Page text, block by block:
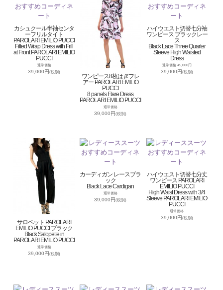
カシュクール半袖センタ
ーフリルタイト
PAROLARI EMILIO PUCCI
Fitted Wrap Dress with Frill
at Front PAROLARI EMILIO
PUCCI
通常価格
39,000円(税別)
ワンピース8枚はぎフレ
アー PAROLARI EMILIO
PUCCI
8 panels Flare Dress
PAROLARI EMILIO PUCCI
通常価格
39,000円(税別)
ハイウエスト切替七分袖
ワンピース ブラックレー
ス
Black Lace Three Quarter
Sleeve High Waisted
Dress
通常価格 45,000円
39,000円(税別)
サロペット PAROLARI
EMILIO PUCCI ブラック
Black Salopette in
PAROLARI EMILIO PUCCI
通常価格
39,000円(税別)
カーディガン レースブラ
ック
Black Lace Cardigan
通常価格
39,000円(税別)
ハイウエスト切替七分丈
ワンピース PAROLARI
EMILIO PUCCI
High Waist Dress with 3/4
Sleeve PAROLARI EMILIO
PUCCI
通常価格
39,000円(税別)